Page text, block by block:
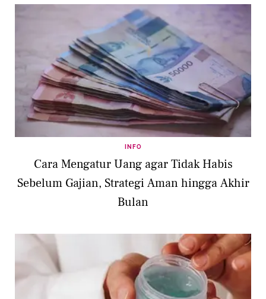
INFO
Cara Mengatur Uang agar Tidak Habis
Sebelum Gajian, Strategi Aman hingga Akhir
Bulan